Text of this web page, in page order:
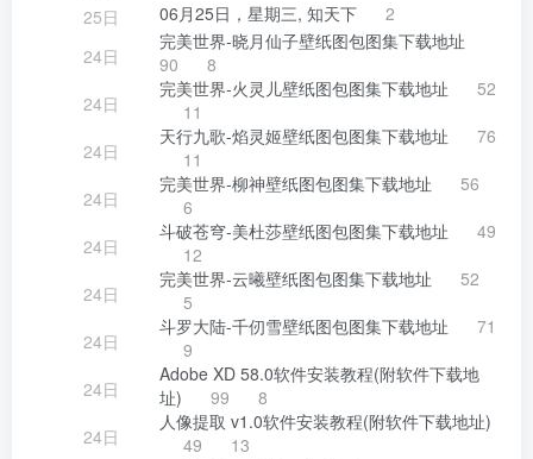
25日
06月25日，星期三, 知天下
2
24日
完美世界-晓月仙子壁纸图包图集下载地址
90
8
24日
完美世界-火灵儿壁纸图包图集下载地址
52
11
24日
天行九歌-焰灵姬壁纸图包图集下载地址
76
11
24日
完美世界-柳神壁纸图包图集下载地址
56
6
24日
斗破苍穹-美杜莎壁纸图包图集下载地址
49
12
24日
完美世界-云曦壁纸图包图集下载地址
52
5
24日
斗罗大陆-千仞雪壁纸图包图集下载地址
71
9
24日
Adobe XD 58.0软件安装教程(附软件下载地
址)
99
8
24日
人像提取 v1.0软件安装教程(附软件下载地址)
49
13